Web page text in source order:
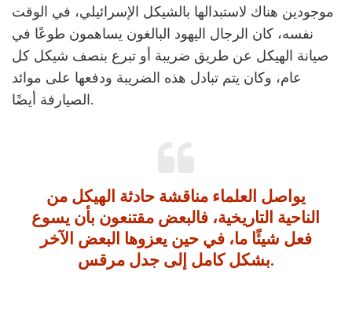
موجودين هناك لاستبدالها بالشيكل الإسرائيلي، في الوقت
نفسه، كان الرجال اليهود البالغون يساهمون طوعًا في
صيانة الهيكل عن طريق ضريبة أو تبرع بنصف شيكل كل
عام، وكان يتم تبادل هذه الضريبة ودفعها على موائد
الصيارفة أيضًا.
يواصل العلماء مناقشة حادثة الهيكل من
الناحية التاريخية، فالبعض مقتنعون بأن يسوع
فعل شيئًا ما، في حين يعزوها البعض الآخر
بشكل كامل إلى جدل مرقس.